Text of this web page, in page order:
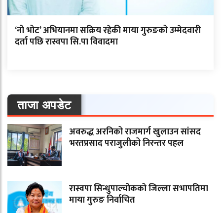
‘नो भोट’ अभियानमा सक्रिय रहेकी माया गुरुङको उम्मेदवारी
दर्ता पछि रास्वपा सि.पा विवादमा
ताजा अपडेट
अवरुद्ध अरनिको राजमार्ग खुलाउन सांसद
भरतप्रसाद पराजुलीको निरन्तर पहल
रास्वपा सिन्धुपाल्चोकको जिल्ला सभापतिमा
माया गुरुङ निर्वाचित